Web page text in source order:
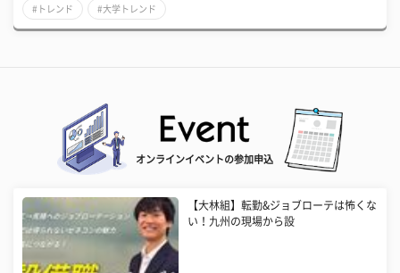
#トレンド #大学トレンド
オンラインイベントの参加申込
【大林組】転勤&ジョブローテは怖くな
い！九州の現場から設